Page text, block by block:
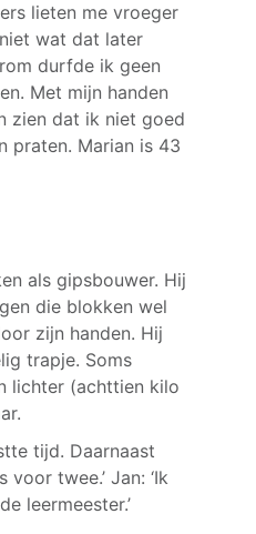
lieten me vroeger
wat dat later
durfde ik geen
Met mijn handen
zien dat ik niet goed
praten. Marian is 43
als gipsbouwer. Hij
die blokken wel
zijn handen. Hij
trapje. Soms
lichter (achttien kilo
tijd. Daarnaast
twee.’ Jan: ‘Ik
leermeester.’